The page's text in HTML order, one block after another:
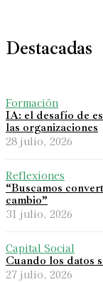
Destacadas
Formación
IA: el desafío de
las organizaciones
28 julio, 2026
Reflexiones
“Buscamos
cambio”
31 julio, 2026
Capital Social
Cuando los datos
27 julio, 2026